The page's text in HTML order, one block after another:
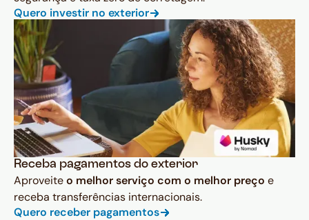
Quero investir no exterior
Receba pagamentos do exterior
Aproveiteo melhor serviço com o melhor preço e
receba transferências internacionais.
Quero receber pagamentos